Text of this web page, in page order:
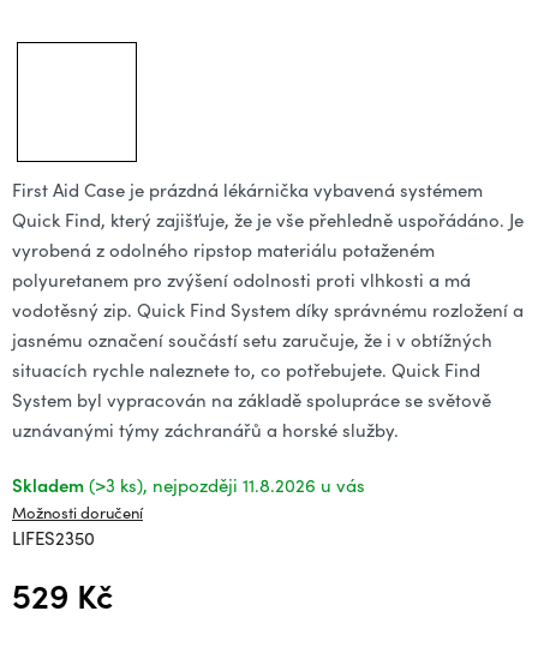
First Aid Case je prázdná lékárnička vybavená systémem
Quick Find, který zajišťuje, že je vše přehledně uspořádáno. Je
vyrobená z odolného ripstop materiálu potaženém
polyuretanem pro zvýšení odolnosti proti vlhkosti a má
vodotěsný zip. Quick Find System díky správnému rozložení a
jasnému označení součástí setu zaručuje, že i v obtížných
situacích rychle naleznete to, co potřebujete. Quick Find
System byl vypracován na základě spolupráce se světově
uznávanými týmy záchranářů a horské služby.
Skladem (>3 ks) 11.8.2026
Možnosti doručení
LIFES2350
529 Kč